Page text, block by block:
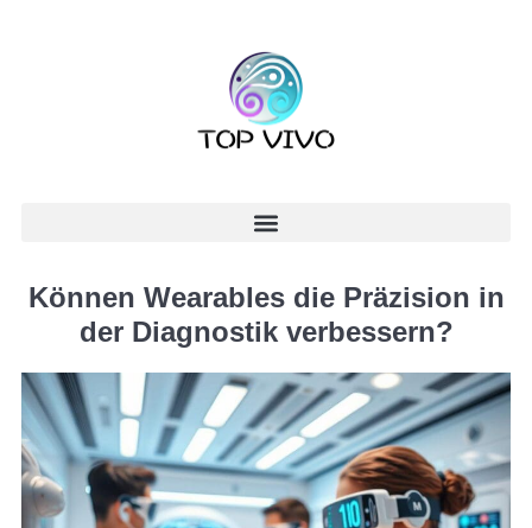
Können Wearables die Präzision in
der Diagnostik verbessern?